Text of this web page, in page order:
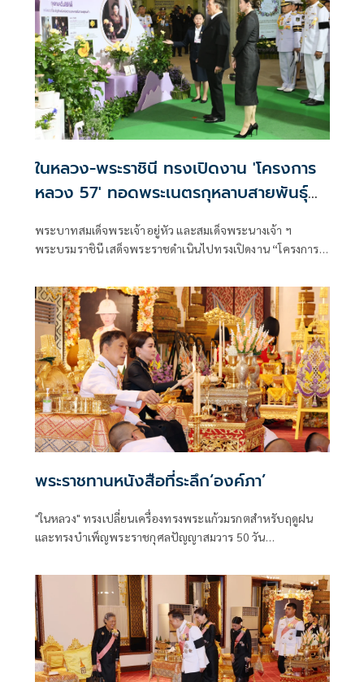
ในหลวง-พระราชินี ทรงเปิดงาน 'โครงการ
หลวง 57' ทอดพระเนตรกุหลาบสายพันธุ์
พระบาทสมเด็จพระเจ้าอยู่หัว และสมเด็จพระนางเจ้า ฯ
พระบรมราชินี เสด็จพระราชดำเนินไปทรงเปิดงาน “โครงการ
รักษา ต่อยอด จากดอยสู่เมือง” (The Blooming Legacy of
Royal Flora)
พระราชทานหนังสือที่ระลึก‘องค์ภา’
"ในหลวง" ทรงเปลี่ยนเครื่องทรงพระแก้วมรกตสำหรับฤดูฝน
และทรงบำเพ็ญพระราชกุศลปัญญาสมวาร 50 วัน
หนังสือที่ระลึก 50 วัน แก่ผู้เข้าร่วมพิธี